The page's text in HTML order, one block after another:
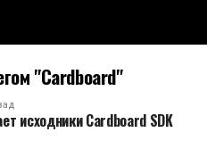
"Cardboard"
исходники Cardboard SDK